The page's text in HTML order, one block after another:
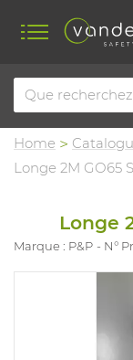
Home
Longe 2M GO65
Longe
Marque : P&P N°